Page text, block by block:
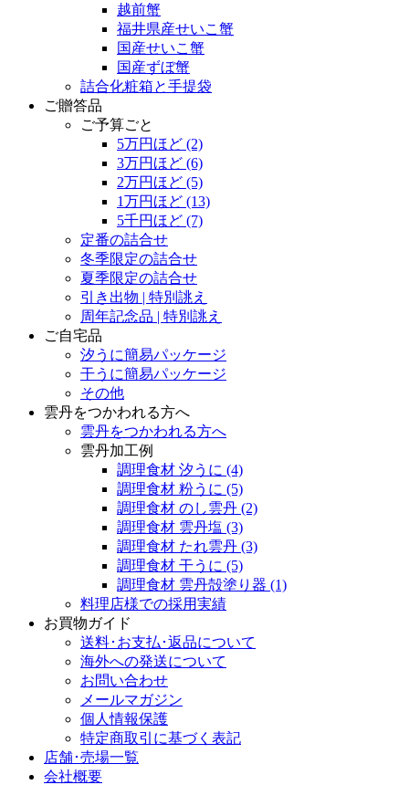
越前蟹
福井県産せいこ蟹
国産せいこ蟹
国産ずぼ蟹
詰合化粧箱と手提袋
ご贈答品
ご予算ごと
5万円ほど (2)
3万円ほど (6)
2万円ほど (5)
1万円ほど (13)
5千円ほど (7)
定番の詰合せ
冬季限定の詰合せ
夏季限定の詰合せ
引き出物 | 特別誂え
周年記念品 | 特別誂え
ご自宅品
汐うに簡易パッケージ
干うに簡易パッケージ
その他
雲丹をつかわれる方へ
雲丹をつかわれる方へ
雲丹加工例
調理食材 汐うに (4)
調理食材 粉うに (5)
調理食材 のし雲丹 (2)
調理食材 雲丹塩 (3)
調理食材 たれ雲丹 (3)
調理食材 干うに (5)
調理食材 雲丹殻塗り器 (1)
料理店様での採用実績
お買物ガイド
送料･お支払･返品について
海外への発送について
お問い合わせ
メールマガジン
個人情報保護
特定商取引に基づく表記
店舗･売場一覧
会社概要